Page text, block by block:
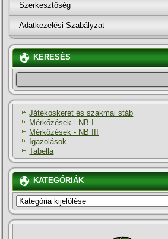
Szerkesztőség
Adatkezelési Szabályzat
KERESÉS
Játékoskeret és szakmai stáb
Mérkőzések - NB I
Mérkőzések - NB III
Igazolások
Tabella
KATEGÓRIÁK
KATEGÓRIÁK